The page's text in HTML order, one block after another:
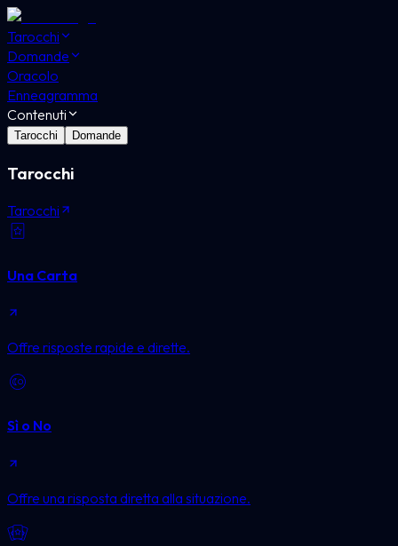
Tarocchi
Domande
Oracolo
Enneagramma
Contenuti
Tarocchi Domande
Tarocchi
Tarocchi
Una Carta
Offre risposte rapide e dirette.
Sì o No
Offre una risposta diretta alla situazione.